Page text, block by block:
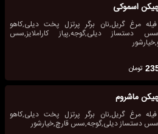
اسموکی
مرغ گریل,نان برگر پرتزل پخت دیلی,کاهو
دستساز دیلی,گوجه,پیاز کاراملایز,سس
تومان
ماشروم
مرغ گریل,نان برگر پرتزل پخت دیلی,کاهو
دستساز دیلی,گوجه,سس قارچ,خیارشور